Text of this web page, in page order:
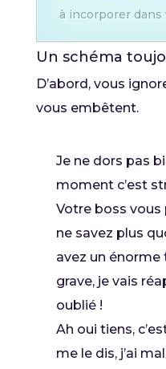
à incorporer
Un schéma
D’abord, vous
vous embêtent.
Je ne dors pas
moment c’est
Votre boss vous
ne savez plus
avez un énorme
grave, je vais
oublié !
Ah oui tiens,
me le dis, j’ai